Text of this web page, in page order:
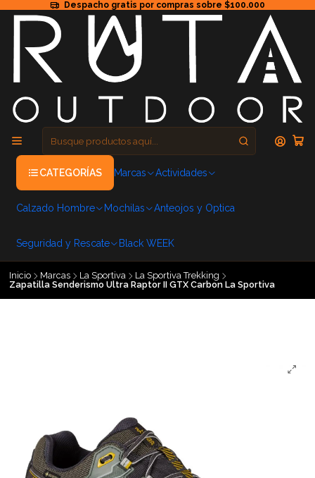
Despacho gratis por compras sobre $100.000
CATEGORÍAS Marcas Actividades
Calzado Hombre Mochilas Anteojos y Optica
Seguridad y Rescate Black WEEK
Inicio Marcas La Sportiva
La Sportiva Trekking
Zapatilla Senderismo Ultra Raptor II GTX Carbon La Sportiva